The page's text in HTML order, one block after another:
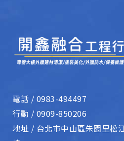
電話 / 0983-494497
行動 / 0909-850206
地址 / 台北市中山區朱園里松